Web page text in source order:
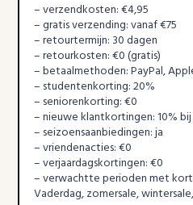
– verzendkosten: €4,95
– gratis verzending: vanaf €75
– retourtermijn: 30 dagen
– retourkosten: €0 (gratis)
– betaalmethoden: PayPal,
– studentenkorting: 20%
– seniorenkorting: €0
– nieuwe klantkortingen: 10%
– seizoensaanbiedingen: ja
– vriendenacties: €0
– verjaardagskortingen: €0
– verwachtte perioden met
Vaderdag, zomersale,